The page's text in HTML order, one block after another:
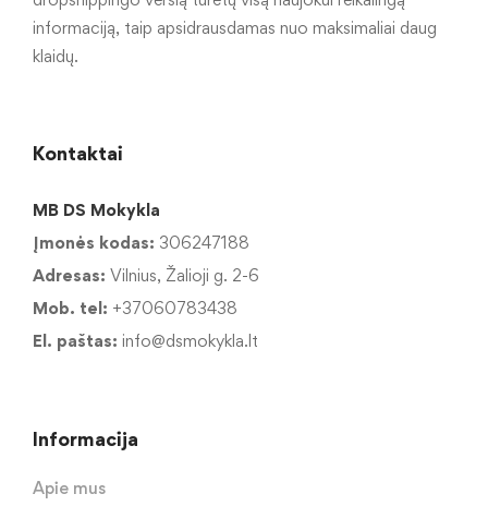
informaciją, taip apsidrausdamas nuo maksimaliai daug
klaidų.
Kontaktai
MB DS Mokykla
Įmonės kodas: 306247188
Adresas: Vilnius, Žalioji g. 2-6
Mob. tel: +37060783438
El. paštas: info@dsmokykla.lt
Informacija
Apie mus